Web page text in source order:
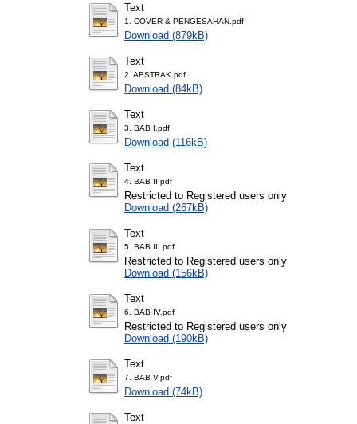
Text
1. COVER & PENGESAHAN.pdf
Download (879kB)
Text
2. ABSTRAK.pdf
Download (84kB)
Text
3. BAB I.pdf
Download (116kB)
Text
4. BAB II.pdf
Restricted to Registered users only
Download (267kB)
Text
5. BAB III.pdf
Restricted to Registered users only
Download (156kB)
Text
6. BAB IV.pdf
Restricted to Registered users only
Download (190kB)
Text
7. BAB V.pdf
Download (74kB)
Text